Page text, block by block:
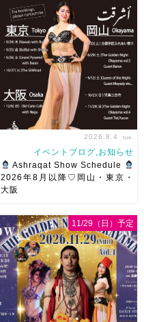
です♡皆様にお会いできますよ
うに
ご予約はメッセージく
ださい
お待ちしています
Ashraqat Show Schedule
岡山・8/22(土) […]
2026.8.4 tue.
イベントブログ,お知らせ
Ashraqat Show Schedule
2026年8月以降♡岡山・東京・
大阪
11/29（日）予定